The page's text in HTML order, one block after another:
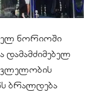
ნორიოში
ბრალდება